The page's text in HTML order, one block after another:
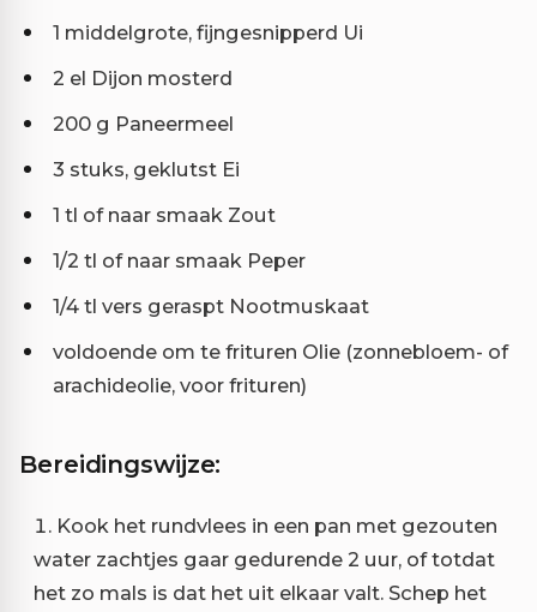
1 middelgrote, fijngesnipperd Ui
2 el Dijon mosterd
200 g Paneermeel
3 stuks, geklutst Ei
1 tl of naar smaak Zout
1/2 tl of naar smaak Peper
1/4 tl vers geraspt Nootmuskaat
voldoende om te frituren Olie (zonnebloem- of
arachideolie, voor frituren)
Bereidingswijze:
Kook het rundvlees in een pan met gezouten
water zachtjes gaar gedurende 2 uur, of totdat
het zo mals is dat het uit elkaar valt. Schep het